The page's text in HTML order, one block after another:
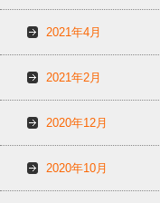
2021年4月
2021年2月
2020年12月
2020年10月